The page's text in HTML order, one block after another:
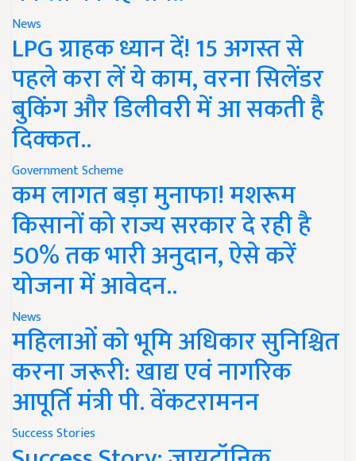
News
LPG ग्राहक ध्यान दें! 15 अगस्त से
पहले करा लें ये काम, वरना सिलेंडर
बुकिंग और डिलीवरी में आ सकती है
दिक्कत..
Government Scheme
कम लागत बड़ा मुनाफा! मशरूम
किसानों को राज्य सरकार दे रही है
50% तक भारी अनुदान, ऐसे करें
योजना में आवेदन..
News
महिलाओं को भूमि अधिकार सुनिश्चित
करना जरूरी: खाद्य एवं नागरिक
आपूर्ति मंत्री पी. वेंकटरामनन
Success Stories